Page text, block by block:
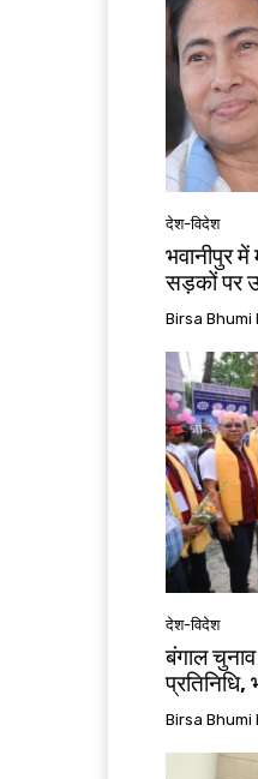
देश-विदेश
भवानीपुर
सड़कों पर
Birsa Bhumi
देश-विदेश
बंगाल
Birsa Bhumi